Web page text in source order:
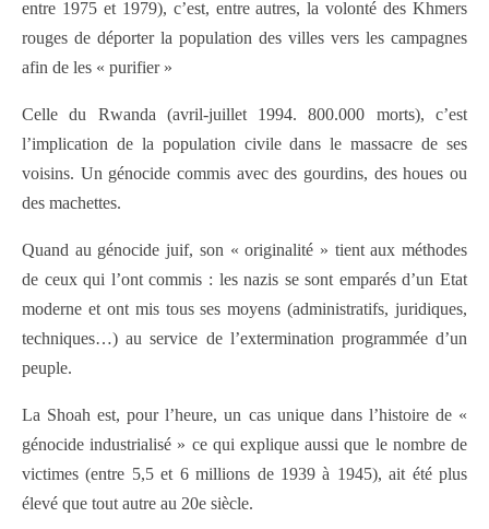
entre 1975 et 1979), c’est, entre autres, la volonté des Khmers
rouges de déporter la population des villes vers les campagnes
afin de les « purifier »
Celle du Rwanda (avril-juillet 1994. 800.000 morts), c’est
l’implication de la population civile dans le massacre de ses
voisins. Un génocide commis avec des gourdins, des houes ou
des machettes.
Quand au génocide juif, son « originalité » tient aux méthodes
de ceux qui l’ont commis : les nazis se sont emparés d’un Etat
moderne et ont mis tous ses moyens (administratifs, juridiques,
techniques…) au service de l’extermination programmée d’un
peuple.
La Shoah est, pour l’heure, un cas unique dans l’histoire de «
génocide industrialisé » ce qui explique aussi que le nombre de
victimes (entre 5,5 et 6 millions de 1939 à 1945), ait été plus
élevé que tout autre au 20e siècle.